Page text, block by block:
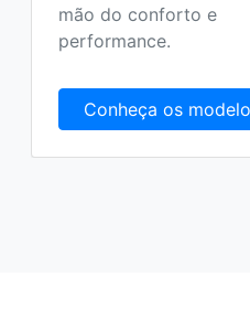
mão do conforto e
performance.
Conheça os